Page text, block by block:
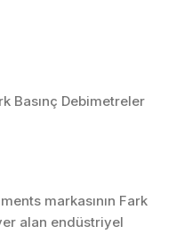
Basınç Debimetreler
markasının Fark
alan endüstriyel